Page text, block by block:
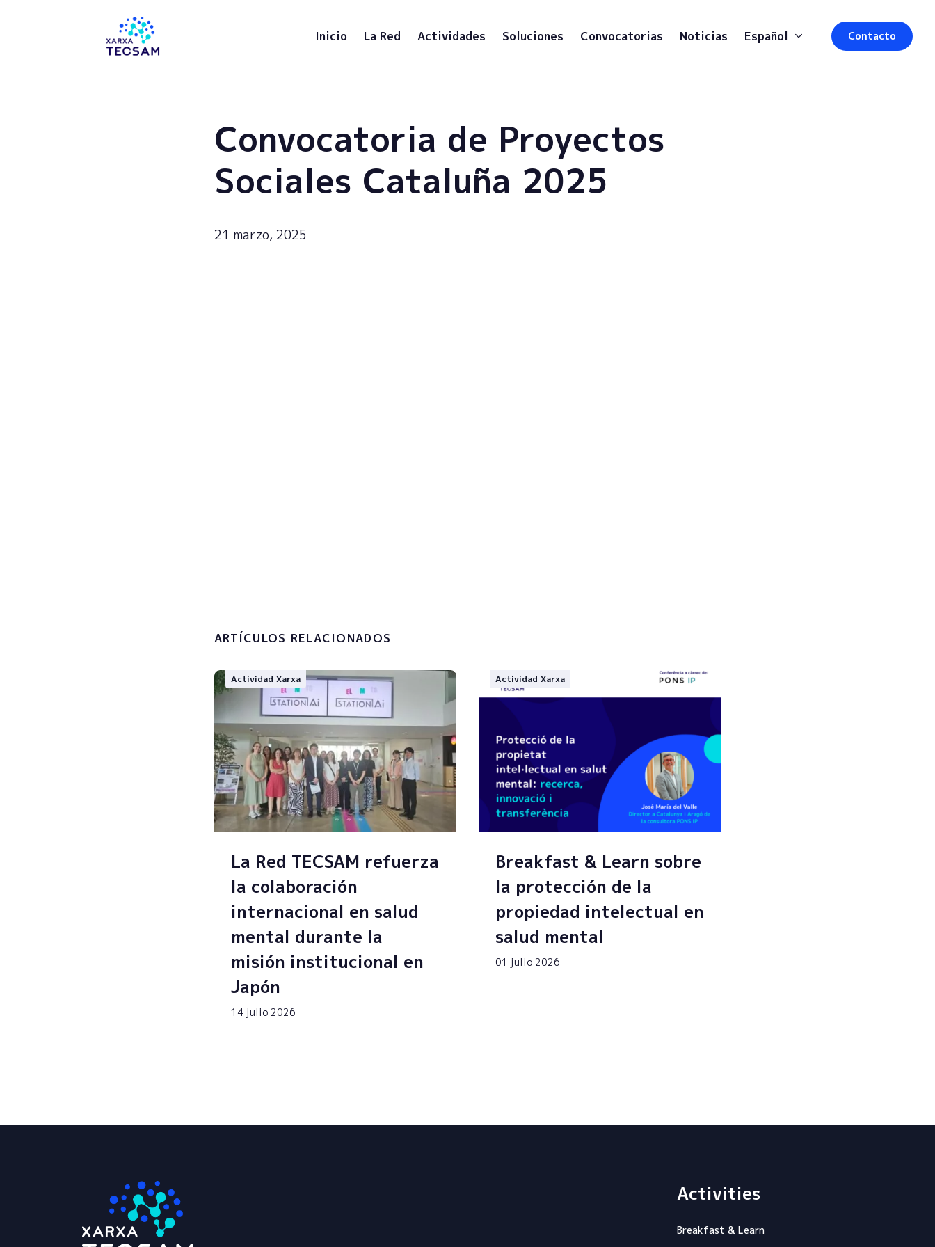
Inicio La Red Actividades Soluciones Convocatorias Noticias Español Contacto
Convocatoria de Proyectos
Sociales Cataluña 2025
21 marzo, 2025
ARTÍCULOS RELACIONADOS
Actividad Xarxa
La Red TECSAM refuerza
la colaboración
internacional en salud
mental durante la
misión institucional en
Japón
14 julio 2026
Actividad Xarxa
Breakfast & Learn sobre
la protección de la
propiedad intelectual en
salud mental
01 julio 2026
Activities
Breakfast & Learn